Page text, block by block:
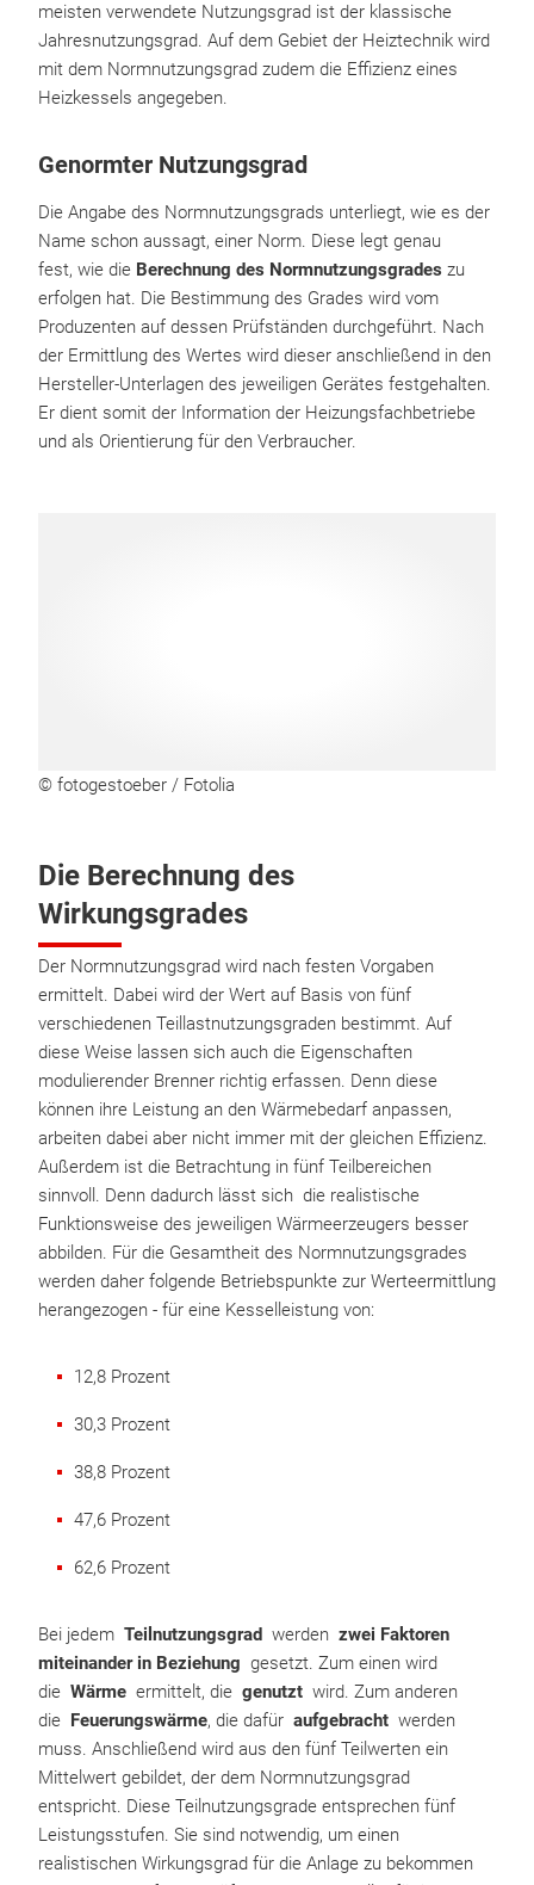
meisten verwendete Nutzungsgrad ist der klassische
Jahresnutzungsgrad. Auf dem Gebiet der Heiztechnik wird
mit dem Normnutzungsgrad zudem die Effizienz eines
Heizkessels angegeben.
Genormter Nutzungsgrad
Die Angabe des Normnutzungsgrads unterliegt, wie es der
Name schon aussagt, einer Norm. Diese legt genau
fest, wie die Berechnung des Normnutzungsgrades zu
erfolgen hat. Die Bestimmung des Grades wird vom
Produzenten auf dessen Prüfständen durchgeführt. Nach
der Ermittlung des Wertes wird dieser anschließend in den
Hersteller-Unterlagen des jeweiligen Gerätes festgehalten.
Er dient somit der Information der Heizungsfachbetriebe
und als Orientierung für den Verbraucher.
© fotogestoeber / Fotolia
Die Berechnung des
Wirkungsgrades
Der Normnutzungsgrad wird nach festen Vorgaben
ermittelt. Dabei wird der Wert auf Basis von fünf
verschiedenen Teillastnutzungsgraden bestimmt. Auf
diese Weise lassen sich auch die Eigenschaften
modulierender Brenner richtig erfassen. Denn diese
können ihre Leistung an den Wärmebedarf anpassen,
arbeiten dabei aber nicht immer mit der gleichen Effizienz.
Außerdem ist die Betrachtung in fünf Teilbereichen
sinnvoll. Denn dadurch lässt sich die realistische
Funktionsweise des jeweiligen Wärmeerzeugers besser
abbilden. Für die Gesamtheit des Normnutzungsgrades
werden daher folgende Betriebspunkte zur Werteermittlung
herangezogen - für eine Kesselleistung von:
12,8 Prozent
30,3 Prozent
38,8 Prozent
47,6 Prozent
62,6 Prozent
Bei jedem Teilnutzungsgrad werden zwei Faktoren
miteinander in Beziehung gesetzt. Zum einen wird
die Wärme ermittelt, die genutzt wird. Zum anderen
die Feuerungswärme, die dafür aufgebracht werden
muss. Anschließend wird aus den fünf Teilwerten ein
Mittelwert gebildet, der dem Normnutzungsgrad
entspricht. Diese Teilnutzungsgrade entsprechen fünf
Leistungsstufen. Sie sind notwendig, um einen
realistischen Wirkungsgrad für die Anlage zu bekommen